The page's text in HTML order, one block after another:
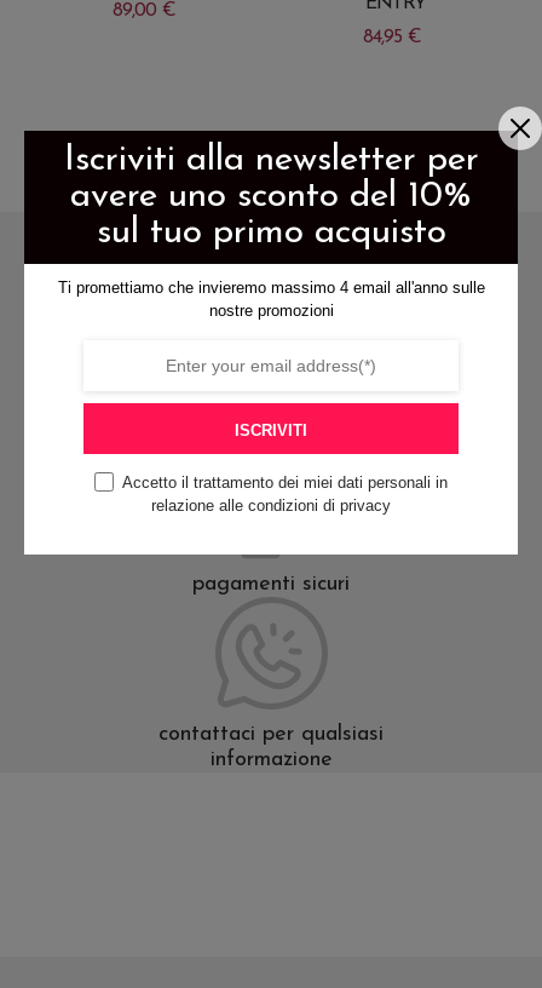
89,00 €
varianti.
opzioni
possono
prodotto
84,95 €
ha
più
opzioni
possono
nella
pagina
del
prodotto
almeno 79€
pagamenti sicuri
contattaci per qualsiasi
informazione
Iscriviti alla newsletter per
avere uno sconto del 10%
sul tuo primo acquisto
Ti promettiamo che invieremo massimo 4 email all'anno sulle
nostre promozioni
ISCRIVITI
Accetto il trattamento dei miei dati personali in
relazione alle condizioni di privacy